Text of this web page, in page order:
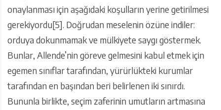
onaylanması için aşağıdaki koşulların yerine getirilmesi
gerekiyordu[5]. Doğrudan meselenin özüne indiler:
orduya dokunmamak ve mülkiyete saygı göstermek.
Bunlar, Allende’nin göreve gelmesini kabul etmek için
egemen sınıflar tarafından, yürürlükteki kurumlar
tarafından en başından beri belirlenen iki sınırdı.
Bununla birlikte, seçim zaferinin umutların artmasına